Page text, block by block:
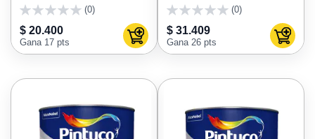
(0)
$ 20.400
Gana 17 pts Agregar al carrito
(0)
$ 31.409
Gana 26 pts